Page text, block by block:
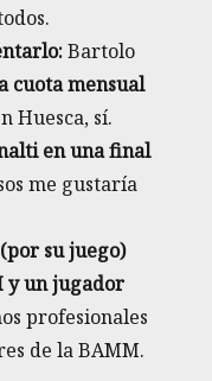
Bartolo
cuota mensual
Huesca, sí.
en una final
me gustaría
su juego)
y un jugador
profesionales
de la BAMM.